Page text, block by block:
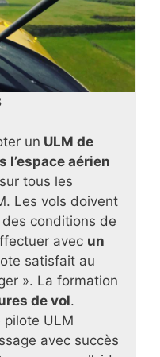
un ULM de
l’espace aérien
tous les
Les vols doivent
des conditions de
avec un
satisfait au
». La formation
de vol.
pilote ULM
avec succès